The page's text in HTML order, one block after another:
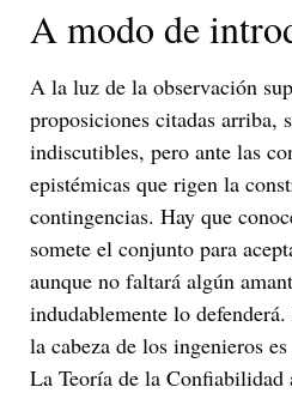
A modo de
A la luz de la observación
proposiciones citadas arriba,
indiscutibles, pero ante las
epistémicas que rigen la
contingencias. Hay que
somete el conjunto para
aunque no faltará algún
indudablemente lo
la cabeza de los ingenieros es
La Teoría de la Confiabilidad